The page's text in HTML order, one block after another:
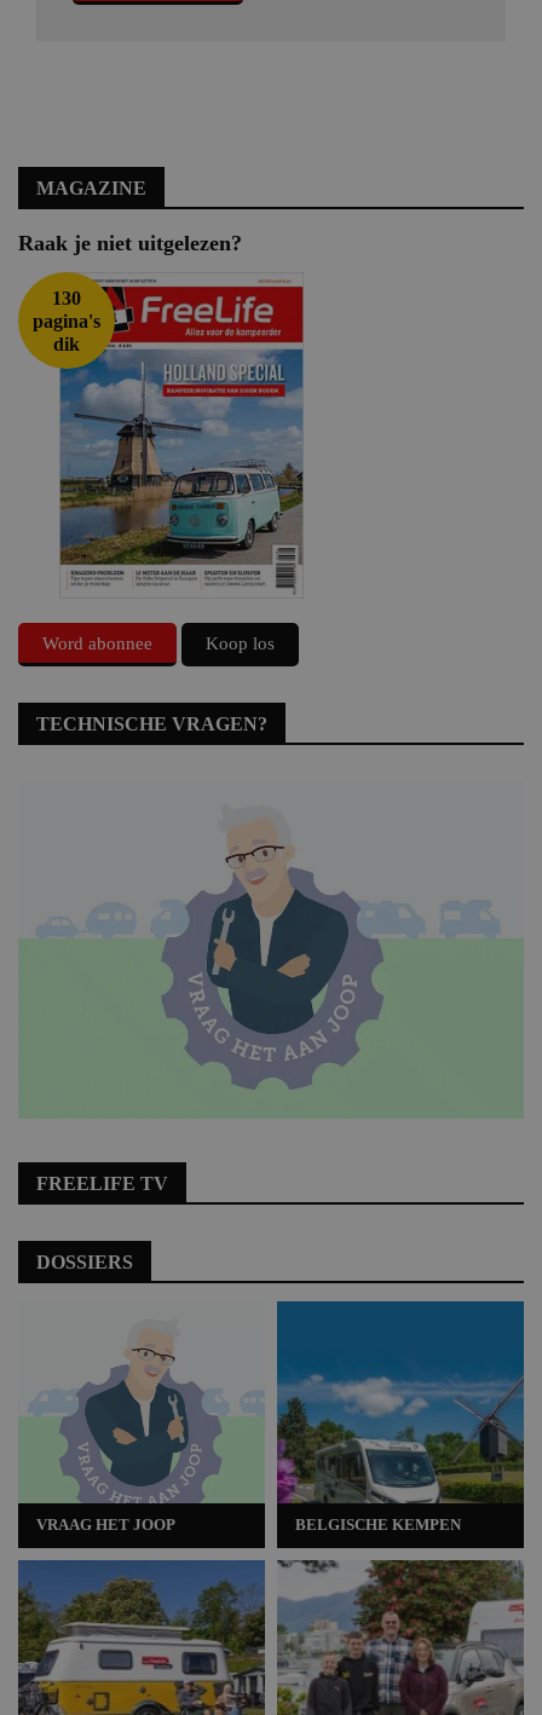
MAGAZINE
Raak je niet uitgelezen?
130
pagina's
dik
Word abonnee Koop los
TECHNISCHE VRAGEN?
FREELIFE TV
DOSSIERS
VRAAG HET JOOP BELGISCHE KEMPEN